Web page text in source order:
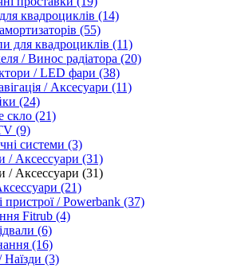
квадроциклів (14)
(55)
для квадроциклів (11)
/ Винос радіатора (20)
/ LED фари (38)
/ Аксесуари (11)
(24)
скло (21)
(9)
системи (3)
/ Аксессуари (31)
/ Аксессуари (31)
(21)
пристрої / Powerbank (37)
Fitrub (4)
(6)
(16)
Наїзди (3)